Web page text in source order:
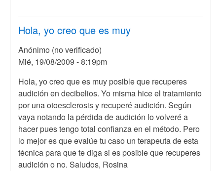
Hola, yo creo que es muy
Anónimo (no verificado)
Mié, 19/08/2009 - 8:19pm
Hola, yo creo que es muy posible que recuperes
audición en decibelios. Yo misma hice el tratamiento
por una otoesclerosis y recuperé audición. Según
vaya notando la pérdida de audición lo volveré a
hacer pues tengo total confianza en el método. Pero
lo mejor es que evalúe tu caso un terapeuta de esta
técnica para que te diga si es posible que recuperes
audición o no. Saludos, Rosina